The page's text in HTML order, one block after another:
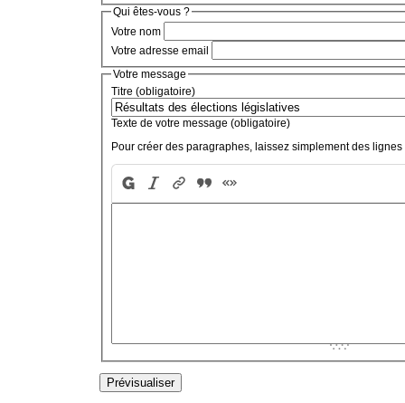
Qui êtes-vous ?
Votre nom
Votre adresse email
Votre message
Titre (obligatoire)
Texte de votre message (obligatoire)
Pour créer des paragraphes, laissez simplement des lignes